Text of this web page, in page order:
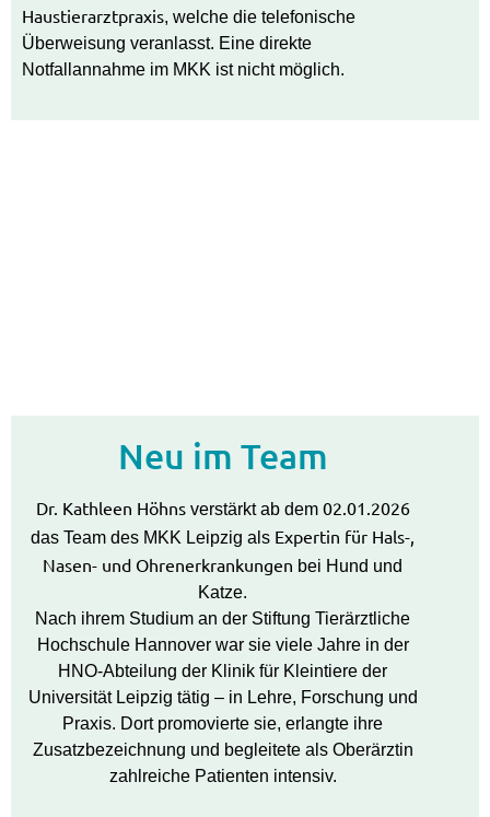
Haustierarztpraxis, welche die telefonische
Überweisung veranlasst. Eine direkte
Notfallannahme im MKK ist nicht möglich.
Neu im Team
Dr. Kathleen Höhnsverstärkt ab dem 02.01.2026
das Team des MKK Leipzig als Expertin für Hals-,
Nasen- und Ohrenerkrankungen bei Hund und
Katze.
Nach ihrem Studium an der Stiftung Tierärztliche
Hochschule Hannover war sie viele Jahre in der
HNO-Abteilung der Klinik für Kleintiere der
Universität Leipzig tätig – in Lehre, Forschung und
Praxis. Dort promovierte sie, erlangte ihre
Zusatzbezeichnung und begleitete als Oberärztin
zahlreiche Patienten intensiv.